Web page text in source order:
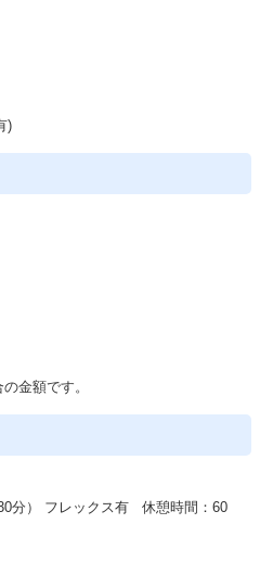
)
金額です。
分） フレックス有 休憩時間：60